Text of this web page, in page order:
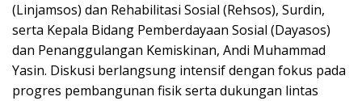
(Linjamsos) dan Rehabilitasi Sosial (Rehsos), Surdin,
serta Kepala Bidang Pemberdayaan Sosial (Dayasos)
dan Penanggulangan Kemiskinan, Andi Muhammad
Yasin. Diskusi berlangsung intensif dengan fokus pada
progres pembangunan fisik serta dukungan lintas